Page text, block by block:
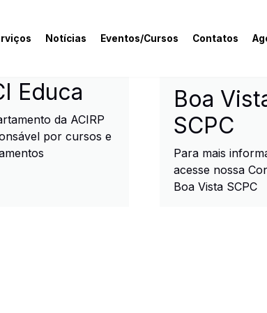
Notícias Eventos/Cursos Contatos
e Industrial
Educa
da ACIRP
por cursos e
Boa
SCPC
Para mais
acesse nossa
Boa Vista SCPC